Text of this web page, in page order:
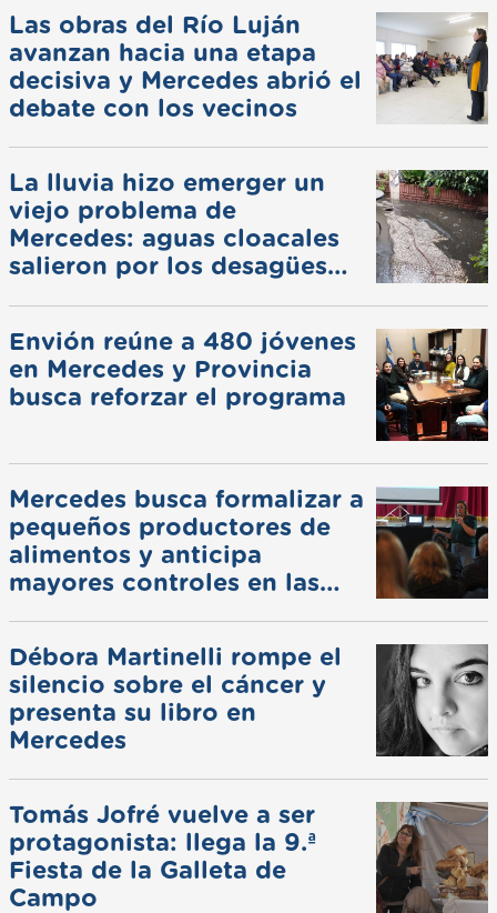
Las obras del Río Luján
avanzan hacia una etapa
decisiva y Mercedes abrió el
debate con los vecinos
La lluvia hizo emerger un
viejo problema de
Mercedes: aguas cloacales
salieron por los desagües
Envión reúne a 480 jóvenes
en Mercedes y Provincia
busca reforzar el programa
Mercedes busca formalizar a
pequeños productores de
alimentos y anticipa
mayores controles en las
Débora Martinelli rompe el
silencio sobre el cáncer y
presenta su libro en
Mercedes
Tomás Jofré vuelve a ser
protagonista: llega la 9.ª
Fiesta de la Galleta de
Campo